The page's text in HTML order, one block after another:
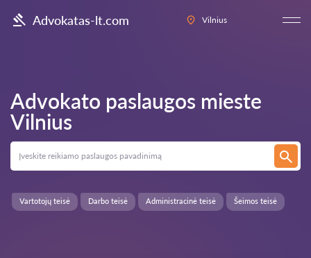
Advokatas-lt.com Vilnius
Advokato paslaugos mieste
Vilnius
Šeimos teisė
Vartotojų teisė Darbo teisė Administracinė teisė